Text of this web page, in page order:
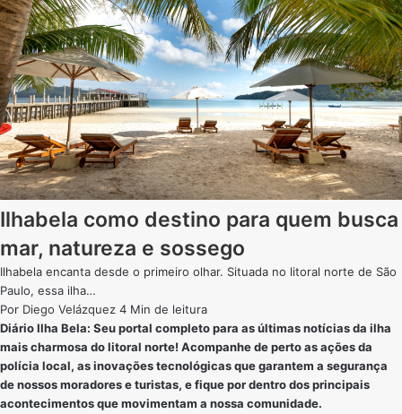
Ilhabela como destino para quem busca
mar, natureza e sossego
Ilhabela encanta desde o primeiro olhar. Situada no litoral norte de São
Paulo, essa ilha…
Por Diego Velázquez 4 Min de leitura
Diário Ilha Bela: Seu portal completo para as últimas notícias da ilha
mais charmosa do litoral norte! Acompanhe de perto as ações da
polícia local, as inovações tecnológicas que garantem a segurança
de nossos moradores e turistas, e fique por dentro dos principais
acontecimentos que movimentam a nossa comunidade.